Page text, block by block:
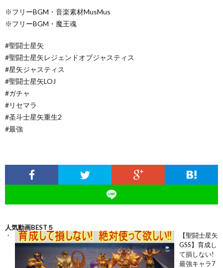
※フリーBGM・音楽素材MusMus
※フリーBGM・魔王魂
#聖闘士星矢
#聖闘士星矢レジェンドオブジャスティス
#星矢ジャスティス
#聖闘士星矢LOJ
#ガチャ
#リセマラ
#圣斗士星矢重生2
#最強
人気動画BEST５
【聖闘士星矢
GSS】育成し
て損しない!
最強キャラ7